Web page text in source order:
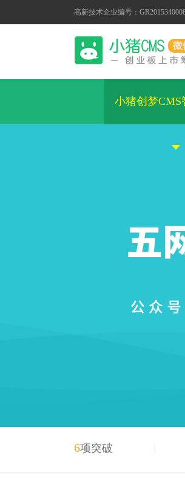
高新技术企业编号：
小猪创梦CMS
6项突破